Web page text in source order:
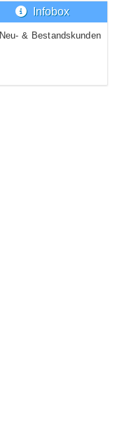
Infobox
Neu- & Bestandskunden